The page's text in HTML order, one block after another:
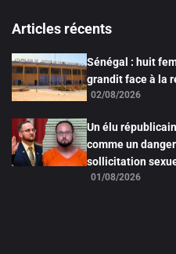
Articles récents
Sénégal : huit
grandit face à la
02/08/2026
Un élu
comme un
sollicitation
01/08/2026